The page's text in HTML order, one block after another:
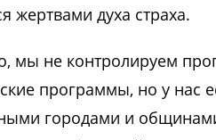
жертвами духа страха.
мы не контролируем
программы, но у нас
городами и